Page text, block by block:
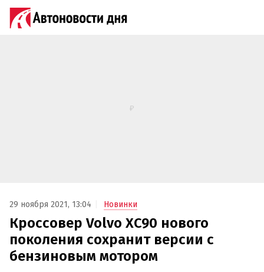
29 ноября 2021, 13:04 Новинки
Кроссовер Volvo XC90 нового
поколения сохранит версии с
бензиновым мотором